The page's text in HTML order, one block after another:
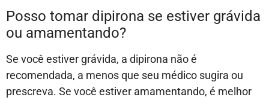
Posso tomar dipirona se estiver grávida
ou amamentando?
Se você estiver grávida, a dipirona não é
recomendada, a menos que seu médico sugira ou
prescreva. Se você estiver amamentando, é melhor